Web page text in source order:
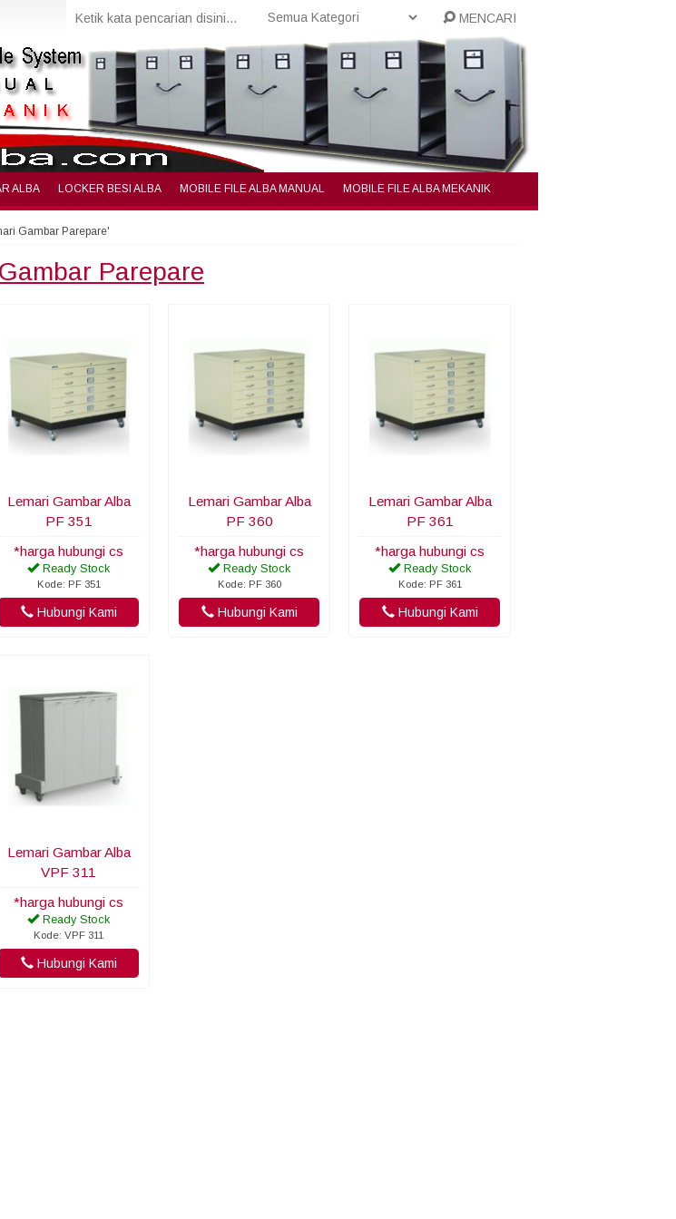
MENCARI
ALBA LOCKER BESI ALBA MOBILE FILE ALBA MANUAL MOBILE FILE ALBA MEKANIK
Gambar Parepare'
Parepare
Lemari Gambar Alba
PF 351
*harga hubungi cs
Ready Stock
Kode: PF 351
Hubungi Kami
Lemari Gambar Alba
PF 360
*harga hubungi cs
Ready Stock
Kode: PF 360
Hubungi Kami
Lemari Gambar Alba
PF 361
*harga hubungi cs
Ready Stock
Kode: PF 361
Hubungi Kami
Lemari Gambar Alba
VPF 311
*harga hubungi cs
Ready Stock
Kode: VPF 311
Hubungi Kami